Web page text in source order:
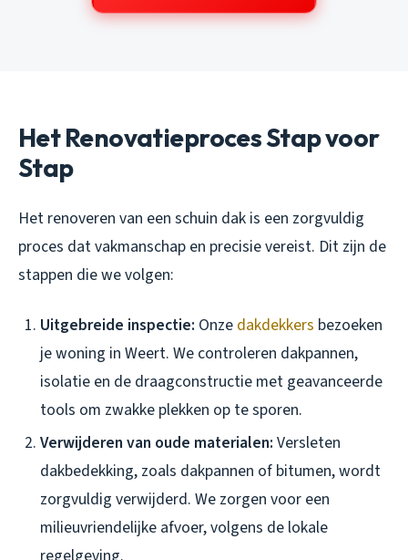
Het Renovatieproces Stap voor
Stap
Het renoveren van een schuin dak is een zorgvuldig
proces dat vakmanschap en precisie vereist. Dit zijn de
stappen die we volgen:
Uitgebreide inspectie: Onze dakdekkers bezoeken
je woning in Weert. We controleren dakpannen,
isolatie en de draagconstructie met geavanceerde
tools om zwakke plekken op te sporen.
Verwijderen van oude materialen: Versleten
dakbedekking, zoals dakpannen of bitumen, wordt
zorgvuldig verwijderd. We zorgen voor een
milieuvriendelijke afvoer, volgens de lokale